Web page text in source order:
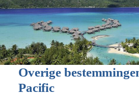
Overige
Pacific